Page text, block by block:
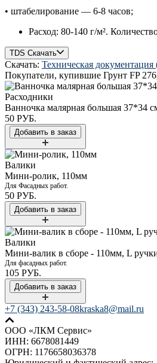
• штабелирование — 6-8 часов;
Расход: 80-140 г/м².
TDS Скачать
Скачать: Техническая документация
Покупатели, купившие Грунт FP 276​
Расходники
Ванночка малярная большая 37*34
50 РУБ.
Валики
Мини-ролик, 110мм
Для Фасадных работ.
50 РУБ.
Валики
Мини-валик в сборе - 110мм, L
Для фасадных работ.
105 РУБ.
+7 (343) 243-58-08kraska8@mail.ru
ООО «ЛКМ Сервис»
ИНН: 6678081449
ОГРН: 1176658036378